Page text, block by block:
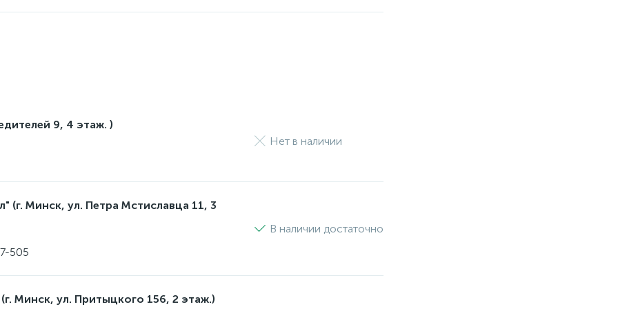
9, 4 этаж. )
Нет в наличии
Минск, ул. Петра Мстиславца 11, 3
505
В наличии достаточно
Минск, ул. Притыцкого 156, 2 этаж.)